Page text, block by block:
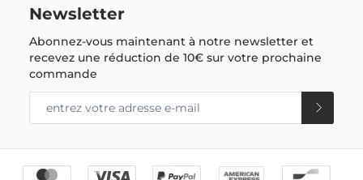
Newsletter
Abonnez-vous maintenant à notre newsletter et
recevez une réduction de10€sur votre prochaine
commande